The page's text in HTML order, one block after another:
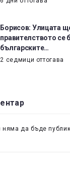
Борисов: Улицата
правителството се
българските…
2 седмици оттогава
да бъде